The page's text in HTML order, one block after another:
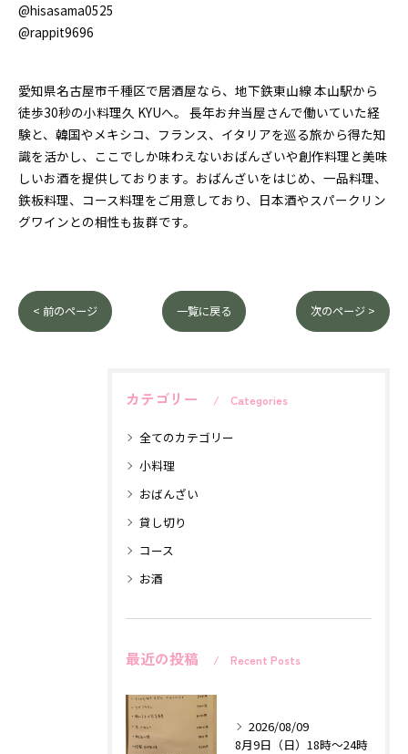
@hisasama0525
@rappit9696
愛知県名古屋市千種区で居酒屋なら、地下鉄東山線 本山駅から
徒歩30秒の小料理久 KYUへ。 長年お弁当屋さんで働いていた経
験と、韓国やメキシコ、フランス、イタリアを巡る旅から得た知
識を活かし、ここでしか味わえないおばんざいや創作料理と美味
しいお酒を提供しております。おばんざいをはじめ、一品料理、
鉄板料理、コース料理をご用意しており、日本酒やスパークリン
グワインとの相性も抜群です。
< 前のページ 一覧に戻る 次のページ >
カテゴリー Categories
全てのカテゴリー
小料理
おばんざい
貸し切り
コース
お酒
最近の投稿 Recent Posts
2026/08/09
8月9日（日）18時〜24時